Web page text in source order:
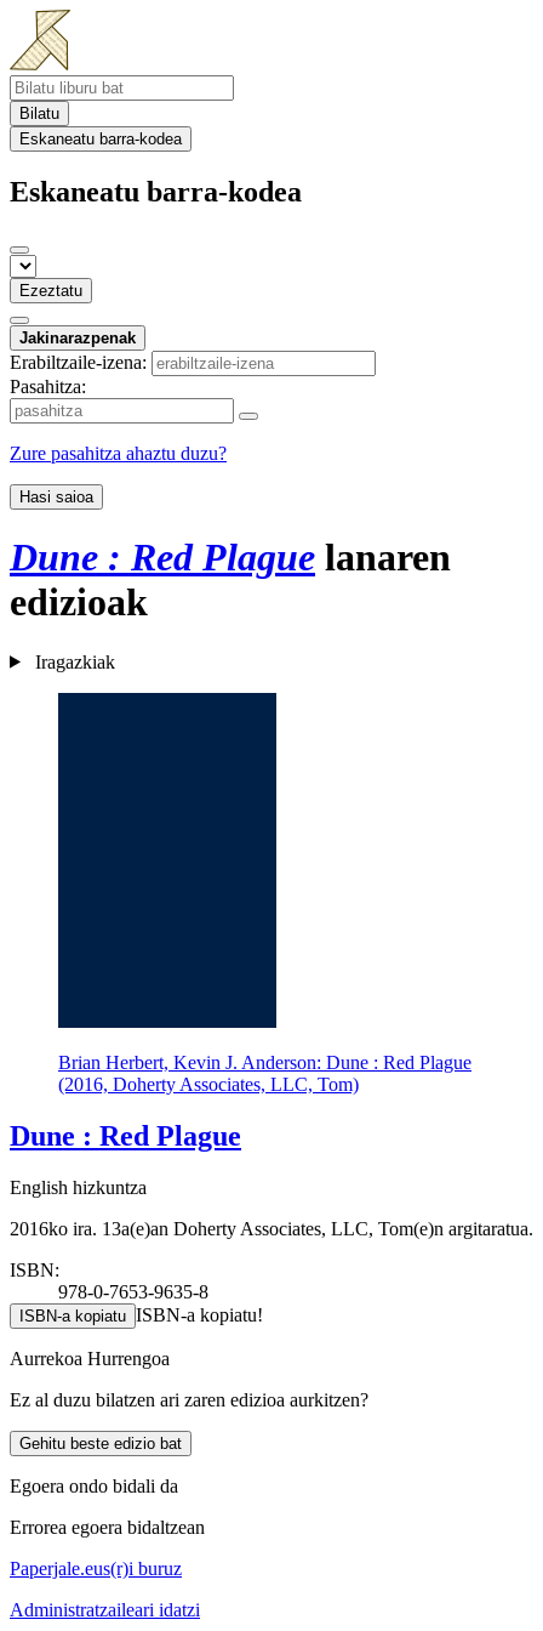
Bilatu
Eskaneatu barra-kodea
Eskaneatu barra-kodea
Ezeztatu
Jakinarazpenak
Erabiltzaile-izena:
Pasahitza:
Zure pasahitza ahaztu duzu?
Hasi saioa
Dune : Red Plague lanaren
edizioak
Iragazkiak
Brian Herbert, Kevin J. Anderson: Dune : Red Plague
(2016, Doherty Associates, LLC, Tom)
Dune : Red Plague
English hizkuntza
2016ko ira. 13a(e)an Doherty Associates, LLC, Tom(e)n argitaratua.
ISBN:
978-0-7653-9635-8
ISBN-a kopiatu ISBN-a kopiatu!
Aurrekoa Hurrengoa
Ez al duzu bilatzen ari zaren edizioa aurkitzen?
Gehitu beste edizio bat
Egoera ondo bidali da
Errorea egoera bidaltzean
Paperjale.eus(r)i buruz
Administratzaileari idatzi